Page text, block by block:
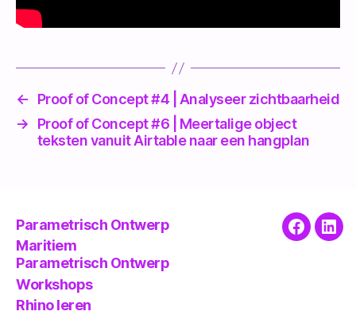
←
Proof of Concept #4 | Analyseer zichtbaarheid
→
Proof of Concept #6 | Meertalige object
teksten vanuit Airtable naar een hangplan
Parametrisch Ontwerp
Maritiem
Parametrisch Ontwerp
Workshops
Rhino leren